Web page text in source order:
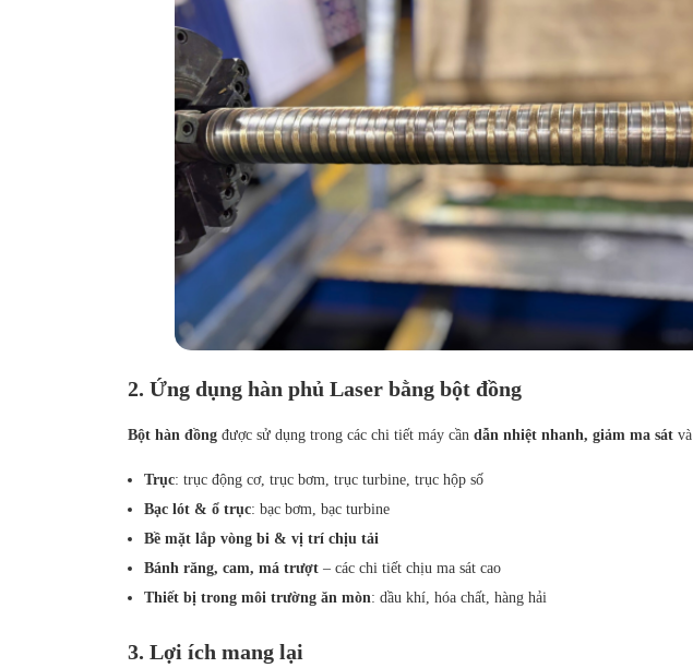
2. Ứng dụng hàn phủ Laser bằng bột đồng
Bột hàn đồng được sử dụng trong các chi tiết máy cần dẫn nhiệt nhanh, giảm ma sát và
Trục: trục động cơ, trục bơm, trục turbine, trục hộp số
Bạc lót & ổ trục: bạc bơm, bạc turbine
Bề mặt lắp vòng bi & vị trí chịu tải
Bánh răng, cam, má trượt – các chi tiết chịu ma sát cao
Thiết bị trong môi trường ăn mòn: dầu khí, hóa chất, hàng hải
3. Lợi ích mang lại